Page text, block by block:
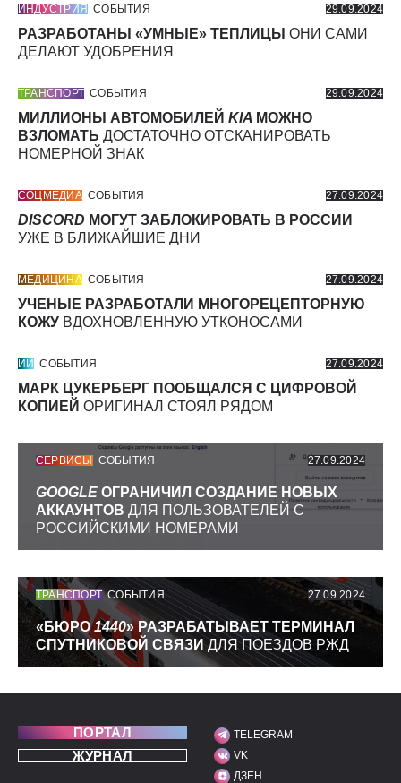
ИНДУСТРИЯ СОБЫТИЯ 29.09.2024
РАЗРАБОТАНЫ «УМНЫЕ» ТЕПЛИЦЫ ОНИ САМИ
ДЕЛАЮТ УДОБРЕНИЯ
ТРАНСПОРТ СОБЫТИЯ 29.09.2024
МИЛЛИОНЫ АВТОМОБИЛЕЙ KIA МОЖНО
ВЗЛОМАТЬ ДОСТАТОЧНО ОТСКАНИРОВАТЬ
НОМЕРНОЙ ЗНАК
СОЦМЕДИА СОБЫТИЯ 27.09.2024
DISCORD МОГУТ ЗАБЛОКИРОВАТЬ В РОССИИ
УЖЕ В БЛИЖАЙШИЕ ДНИ
МЕДИЦИНА СОБЫТИЯ 27.09.2024
УЧЕНЫЕ РАЗРАБОТАЛИ МНОГОРЕЦЕПТОРНУЮ
КОЖУ ВДОХНОВЛЕННУЮ УТКОНОСАМИ
ИИ СОБЫТИЯ 27.09.2024
МАРК ЦУКЕРБЕРГ ПООБЩАЛСЯ С ЦИФРОВОЙ
КОПИЕЙ ОРИГИНАЛ СТОЯЛ РЯДОМ
СЕРВИСЫ СОБЫТИЯ 27.09.2024
GOOGLE ОГРАНИЧИЛ СОЗДАНИЕ НОВЫХ
АККАУНТОВ ДЛЯ ПОЛЬЗОВАТЕЛЕЙ С
РОССИЙСКИМИ НОМЕРАМИ
ТРАНСПОРТ СОБЫТИЯ 27.09.2024
«БЮРО1440» РАЗРАБАТЫВАЕТ ТЕРМИНАЛ
СПУТНИКОВОЙ СВЯЗИ ДЛЯ ПОЕЗДОВ РЖД
ПОРТАЛ
ЖУРНАЛ
МЫ В СОЦИАЛЬНЫХ
TELEGRAM
VK
ДЗЕН